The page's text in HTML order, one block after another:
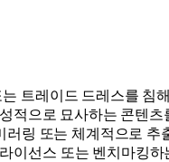
트레이드 드레스를 침
적으로 묘사하는 콘텐츠
링 또는 체계적으로 추
이선스 또는 벤치마킹하